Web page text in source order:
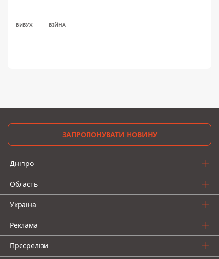
ВИБУХ ВІЙНА
ЗАПРОПОНУВАТИ НОВИНУ
Дніпро
Область
Україна
Реклама
Пресрелізи